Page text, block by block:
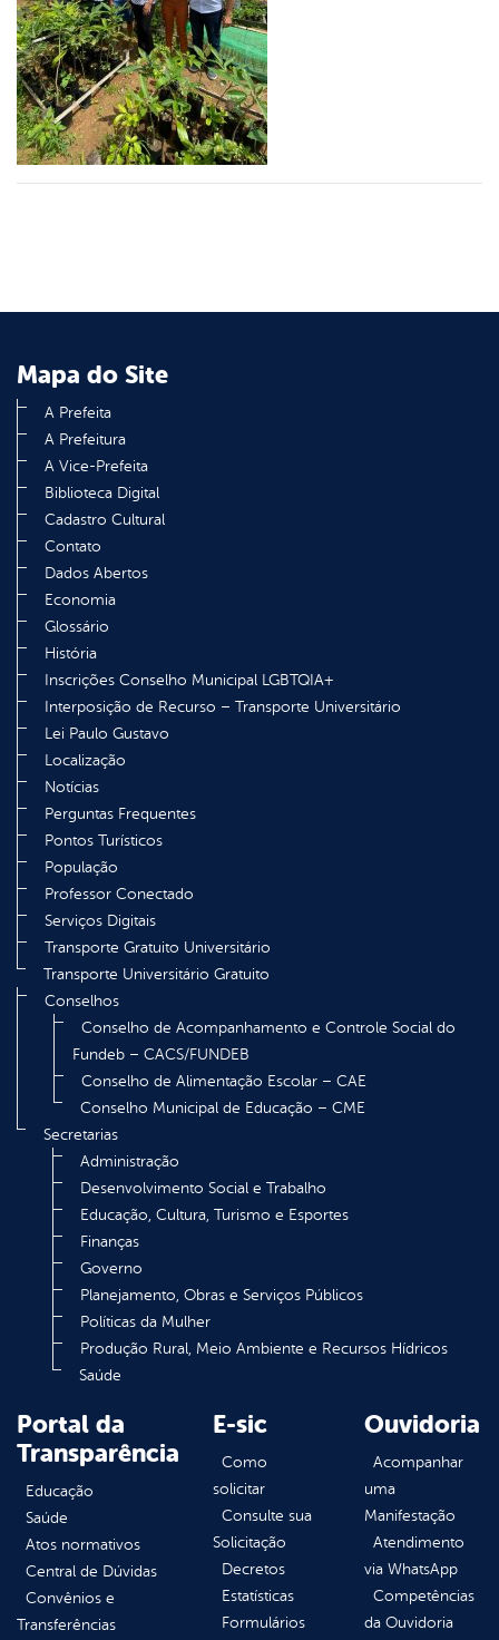
Mapa do Site
A Prefeita
A Prefeitura
A Vice-Prefeita
Biblioteca Digital
Cadastro Cultural
Contato
Dados Abertos
Economia
Glossário
História
Inscrições Conselho Municipal LGBTQIA+
Interposição de Recurso – Transporte Universitário
Lei Paulo Gustavo
Localização
Notícias
Perguntas Frequentes
Pontos Turísticos
População
Professor Conectado
Serviços Digitais
Transporte Gratuito Universitário
Transporte Universitário Gratuito
Conselhos
Conselho de Acompanhamento e Controle Social do
Fundeb – CACS/FUNDEB
Conselho de Alimentação Escolar – CAE
Conselho Municipal de Educação – CME
Secretarias
Administração
Desenvolvimento Social e Trabalho
Educação, Cultura, Turismo e Esportes
Finanças
Governo
Planejamento, Obras e Serviços Públicos
Políticas da Mulher
Produção Rural, Meio Ambiente e Recursos Hídricos
Saúde
Portal da
Transparência
Educação
Saúde
Atos normativos
Central de Dúvidas
Convênios e
Transferências
E-sic
Como
solicitar
Consulte sua
Solicitação
Decretos
Estatísticas
Formulários
Ouvidoria
Acompanhar
uma
Manifestação
Atendimento
via WhatsApp
Competências
da Ouvidoria